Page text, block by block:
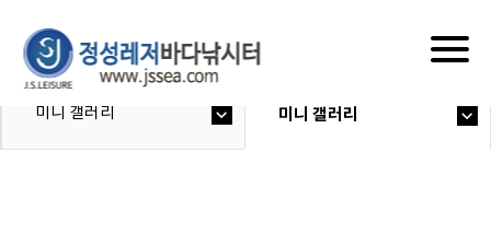
미니 갤러리 미니 갤러리